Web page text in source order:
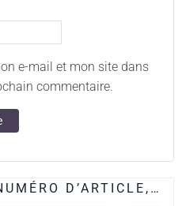
e-mail et mon site dans
commentaire.
D’ARTICLE,…